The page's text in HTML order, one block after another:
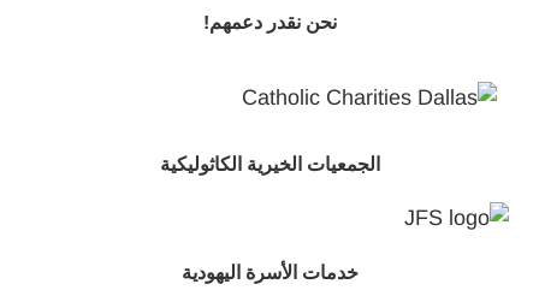
نحن نقدر دعمهم!
الجمعيات الخيرية الكاثوليكية
خدمات الأسرة اليهودية